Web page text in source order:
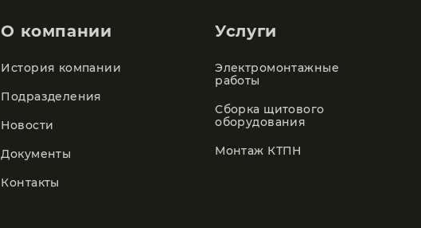
О компании
История компании
Подразделения
Новости
Документы
Контакты
Услуги
Электромонтажные
работы
Сборка щитового
оборудования
Монтаж КТПН